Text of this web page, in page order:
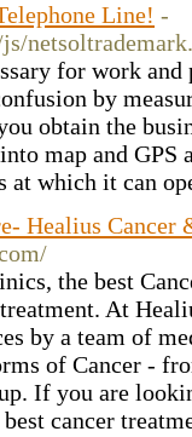
Line! -
for work
by
obtain the
map and
at which it can
Healius Cancer
the best
At
by a team of
of Cancer -
If you are
cancer